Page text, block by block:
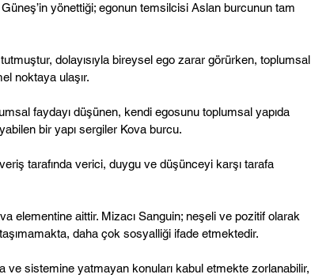
yönettiği; egonun temsilcisi Aslan burcunun tam
dolayısıyla bireysel ego zarar görürken, toplumsal
noktaya ulaşır.
faydayı düşünen, kendi egosunu toplumsal yapıda
bir yapı sergiler Kova burcu.
tarafında verici, duygu ve düşünceyi karşı tarafa
elementine aittir. Mizacı Sanguin; neşeli ve pozitif olarak
daha çok sosyalliği ifade etmektedir.
ve sistemine yatmayan konuları kabul etmekte zorlanabilir,